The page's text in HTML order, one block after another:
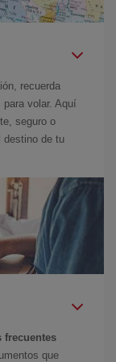
recuerda
volar. Aquí
seguro o
destino de tu
frecuentes
que